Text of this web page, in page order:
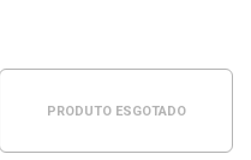
PRODUTO ESGOTADO